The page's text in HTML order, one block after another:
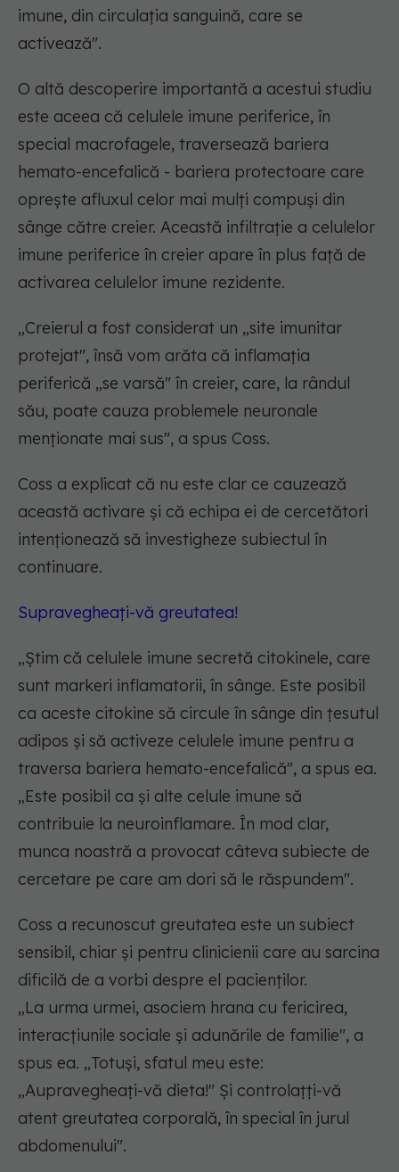
imune, din circulația sanguină, care se
activează".
O altă descoperire importantă a acestui studiu
este aceea că celulele imune periferice, în
special macrofagele, traversează bariera
hemato-encefalică - bariera protectoare care
oprește afluxul celor mai mulți compuși din
sânge către creier. Această infiltrație a celulelor
imune periferice în creier apare în plus față de
activarea celulelor imune rezidente.
„Creierul a fost considerat un „site imunitar
protejat", însă vom arăta că inflamația
periferică „se varsă" în creier, care, la rândul
său, poate cauza problemele neuronale
menționate mai sus", a spus Coss.
Coss a explicat că nu este clar ce cauzează
această activare și că echipa ei de cercetători
intenționează să investigheze subiectul în
continuare.
Supravegheați-vă greutatea!
„Știm că celulele imune secretă citokinele, care
sunt markeri inflamatorii, în sânge. Este posibil
ca aceste citokine să circule în sânge din țesutul
adipos și să activeze celulele imune pentru a
traversa bariera hemato-encefalică", a spus ea.
„Este posibil ca și alte celule imune să
contribuie la neuroinflamare. În mod clar,
munca noastră a provocat câteva subiecte de
cercetare pe care am dori să le răspundem".
Coss a recunoscut greutatea este un subiect
sensibil, chiar și pentru clinicienii care au sarcina
dificilă de a vorbi despre el pacienților.
„La urma urmei, asociem hrana cu fericirea,
interacțiunile sociale și adunările de familie", a
spus ea. „Totuși, sfatul meu este:
„Aupravegheați-vă dieta!" Și controlațți-vă
atent greutatea corporală, în special în jurul
abdomenului".